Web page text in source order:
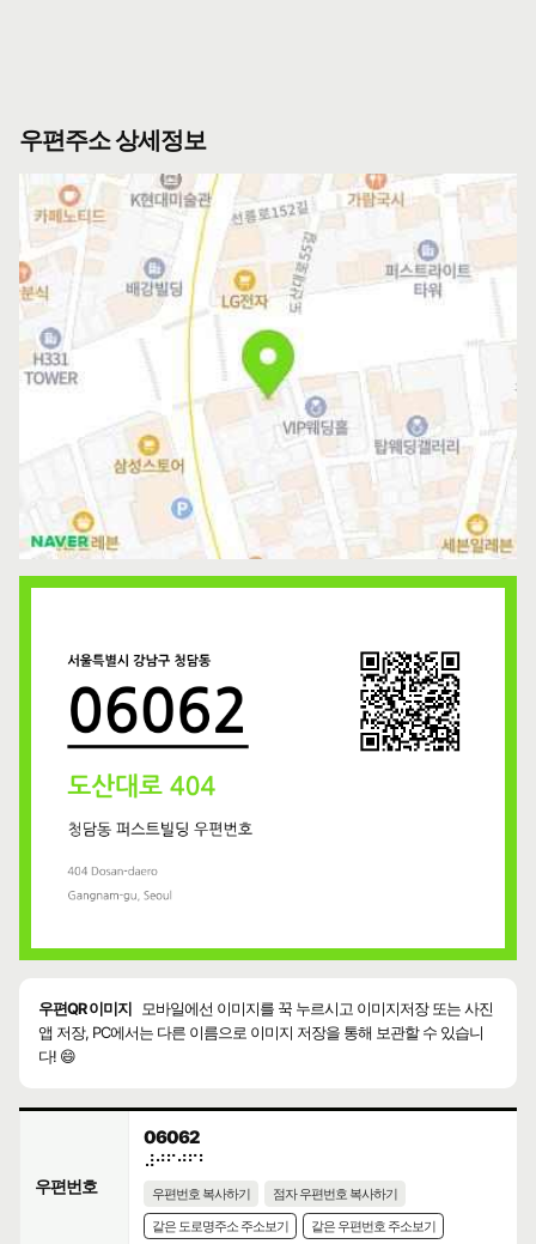
우편주소 상세정보
우편QR 이미지
모바일에선 이미지를 꾹 누르시고 이미지저장 또는 사진
앱 저장, PC에서는 다른 이름으로 이미지 저장을 통해 보관할 수 있습니
다! 😄
우편번호
06062
⠼⠚⠋⠚⠋⠃
우편번호 복사하기
점자 우편번호 복사하기
같은 도로명주소 주소보기
같은 우편번호 주소보기